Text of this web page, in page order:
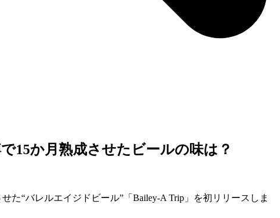
15か月熟成させたビールの味は？
“バレルエイジドビール”「Bailey-A Trip」を初リリースしま